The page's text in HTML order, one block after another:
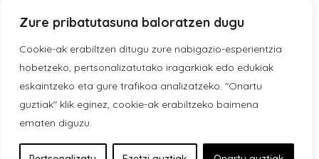
Zure pribatutasuna baloratzen dugu
Cookie-ak erabiltzen ditugu zure nabigazio-esperientzia
hobetzeko, pertsonalizatutako iragarkiak edo edukiak
eskaintzeko eta gure trafikoa analizatzeko. "Onartu
guztiak" klik eginez, cookie-ak erabiltzeko baimena
ematen diguzu.